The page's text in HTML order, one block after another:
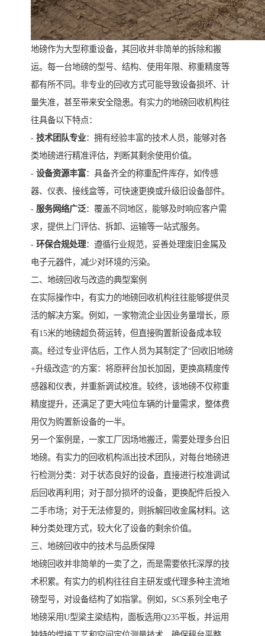
地磅作为大型称重设备，其回收并非简单的拆除和搬
运。每一台地磅的型号、结构、使用年限、称重精度等
都有所不同。非专业的回收方式可能导致设备损坏、计
量失准，甚至带来安全隐患。有实力的地磅回收机构往
往具备以下特点：
- 技术团队专业：拥有经验丰富的技术人员，能够对各
类地磅进行精准评估，判断其剩余使用价值。
- 设备资源丰富：具备齐全的称重配件库存，如传感
器、仪表、接线盒等，可快速更换或升级旧设备部件。
- 服务网络广泛：覆盖不同地区，能够及时响应客户需
求，提供上门评估、拆卸、运输等一站式服务。
- 环保合规处理：遵循行业规范，妥善处理废旧金属及
电子元器件，减少对环境的污染。
二、地磅回收与改造的典型案例
在实际操作中，有实力的地磅回收机构往往能够提供灵
活的解决方案。例如，一家物流企业因业务量增长，原
有15米的地磅超负荷运转，但直接购置新设备成本较
高。经过专业评估后，工作人员为其制定了“回收旧地磅
+升级改造”的方案：将原秤台加长加固，更换高精度传
感器和仪表，并重新调试校准。较终，该地磅不仅称重
精度提升，还满足了更大吨位车辆的计量需求，整体费
用仅为购置新设备的一半。
另一个案例是，一家工厂因场地搬迁，需要处理多台旧
地磅。有实力的回收机构派出技术团队，对每台地磅进
行检测分类：对于状态良好的设备，直接进行校准调试
后回收再利用；对于部分损坏的设备，更换配件后投入
二手市场；对于无法修复的，则拆解回收金属材料。这
种分类处理方式，较大化了设备的剩余价值。
三、地磅回收中的技术与品质保障
地磅回收并非简单的一卖了之，而是需要依托深厚的技
术积累。有实力的机构往往自主研发或代理多种主流地
磅型号，对设备结构了如指掌。例如，SCS系列全电子
地磅采用U型梁主梁结构，面板选用Q235平板，并运用